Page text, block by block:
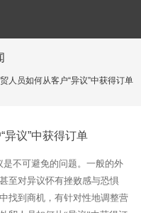
人员如何从客户“异议”中获得订单
异议”中获得订单
不可避免的问题。一般的外
至对异议怀有挫败感与恐惧
找到商机，有针对性地调整营